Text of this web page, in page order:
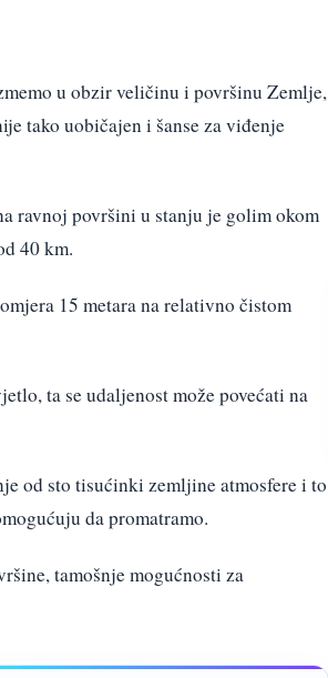
u obzir veličinu i površinu Zemlje,
tako uobičajen i šanse za viđenje
ravnoj površini u stanju je golim okom
40 km.
15 metara na relativno čistom
ta se udaljenost može povećati na
od sto tisućinki zemljine atmosfere i to
da promatramo.
tamošnje mogućnosti za